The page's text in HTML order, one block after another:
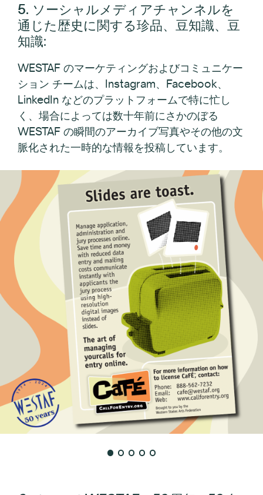
5. ソーシャルメディアチャンネルを
通じた歴史に関する珍品、豆知識、豆
知識:
WESTAF のマーケティングおよびコミュニケー
ション チームは、Instagram、Facebook、
LinkedIn などのプラットフォームで特に忙し
く、場合によっては数十年前にさかのぼる
WESTAF の瞬間のアーカイブ写真やその他の文
脈化された一時的な情報を投稿しています。